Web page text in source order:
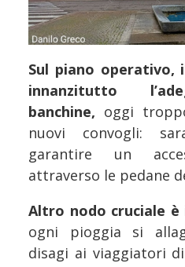
Sul piano
innanzitutto
banchine, oggi
nuovi convogli:
garantire un
attraverso le pedane
Altro nodo cruciale
ogni pioggia si
disagi ai viaggiatori